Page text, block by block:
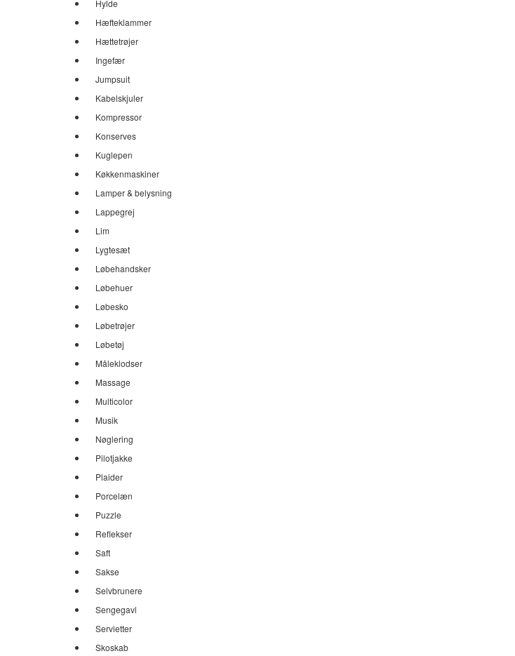
Hylde
Hæfteklammer
Hættetrøjer
Ingefær
Jumpsuit
Kabelskjuler
Kompressor
Konserves
Kuglepen
Køkkenmaskiner
Lamper & belysning
Lappegrej
Lim
Lygtesæt
Løbehandsker
Løbehuer
Løbesko
Løbetrøjer
Løbetøj
Måleklodser
Massage
Multicolor
Musik
Nøglering
Pilotjakke
Plaider
Porcelæn
Puzzle
Reflekser
Saft
Sakse
Selvbrunere
Sengegavl
Servietter
Skoskab